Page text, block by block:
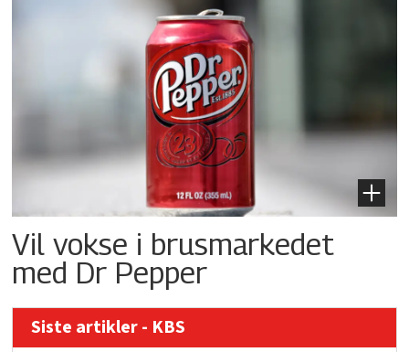
Vil vokse i brusmarkedet
med Dr Pepper
Siste artikler - KBS